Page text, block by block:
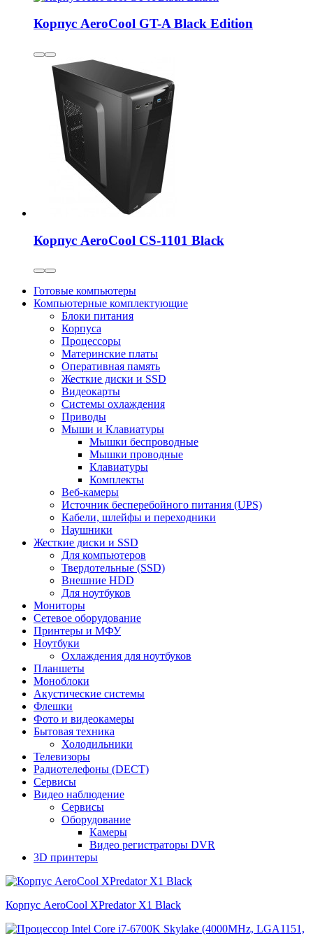
Корпус AeroCool GT-A Black Edition
Корпус AeroCool CS-1101 Black
Готовые компьютеры
Компьютерные комплектующие
Блоки питания
Корпуса
Процессоры
Материнские платы
Оперативная память
Жесткие диски и SSD
Видеокарты
Системы охлаждения
Приводы
Мыши и Клавиатуры
Мышки беспроводные
Мышки проводные
Клавиатуры
Комплекты
Веб-камеры
Источник бесперебойного питания (UPS)
Кабели, шлейфы и переходники
Наушники
Жесткие диски и SSD
Для компьютеров
Твердотельные (SSD)
Внешние HDD
Для ноутбуков
Мониторы
Сетевое оборудование
Принтеры и МФУ
Ноутбуки
Охлаждения для ноутбуков
Планшеты
Моноблоки
Акустические системы
Флешки
Фото и видеокамеры
Бытовая техника
Холодильники
Телевизоры
Радиотелефоны (DECT)
Сервисы
Видео наблюдение
Сервисы
Оборудование
Камеры
Видео регистраторы DVR
3D принтеры
Корпус AeroCool XPredator X1 Black